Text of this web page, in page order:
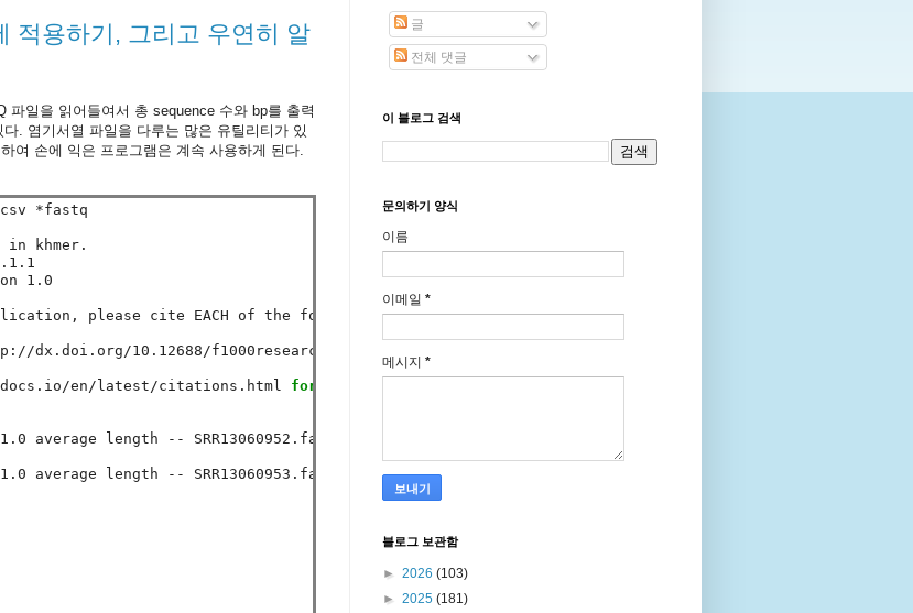
적용하기, 그리고 우연히 알
일을 읽어들여서 총 sequence 수와 bp를 출력
. 염기서열 파일을 다루는 많은 유틸리티가 있
여 손에 익은 프로그램은 계속 사용하게 된다.
*fastq
If you use this script in a publication, please cite EACH of the following:
en/latest/citations.html for
average length -- SRR13060952.fastq
average length -- SRR13060953.fastq
글
전체 댓글
이 블로그 검색
문의하기 양식
이름
이메일 *
메시지 *
블로그 보관함
► 2026 (103)
► 2025 (181)